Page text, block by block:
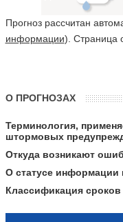
Прогноз рассчитан
информации). Страница
О ПРОГНОЗАХ
Терминология,
штормовых
Откуда возникают
О статусе информации
Классификация сроков